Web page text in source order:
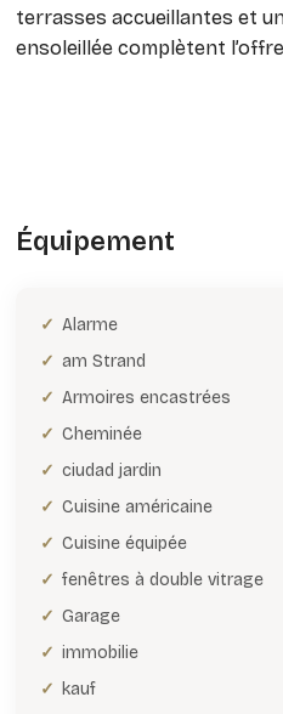
terrasses accueillantes et
ensoleillée complètent
Équipement
Alarme
am Strand
Armoires encastrées
Cheminée
ciudad jardin
Cuisine américaine
Cuisine équipée
fenêtres à double vitrage
Garage
immobilie
kauf